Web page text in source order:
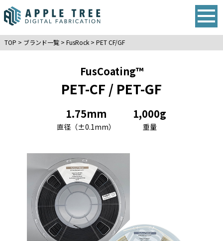
TOP > ブランド一覧> FusRock> PET CF/GF
FusCoating™
PET-CF / PET-GF
1.75mm
直径（±0.1mm）
1,000g
重量